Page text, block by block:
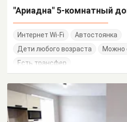
"Ариадна" 5-комнатный
Интернет Wi-Fi
Автостоянка
Дети любого возраста
Можно
Есть трансфер